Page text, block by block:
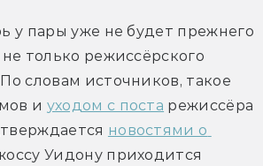
у пары уже не будет прежнего
только режиссёрского
словам источников, такое
и уходом с поста режиссёра
новостями о
Уидону приходится